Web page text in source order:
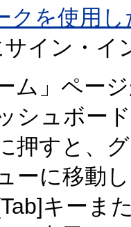
クを使用
イン・イ
ム」ペー
シュボー
押すと、
ーに移動
キーま